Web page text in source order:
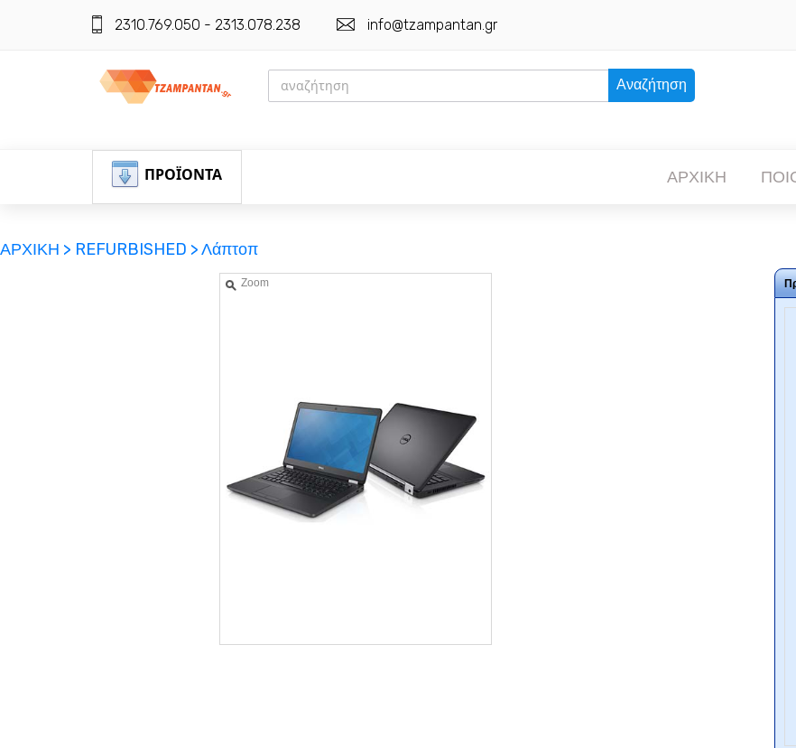
2310.769.050 - 2313.078.238 info@tzampantan.gr
Αναζήτηση
ΠΡΟΪΟΝΤΑ ΑΡΧΙΚΗ
ΑΡΧΙΚΗ > REFURBISHED >Λάπτοπ
Zoom